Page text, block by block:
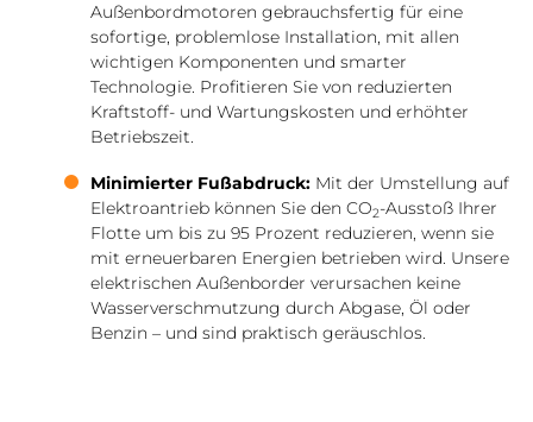
Außenbordmotoren gebrauchsfertig für eine
sofortige, problemlose Installation, mit allen
wichtigen Komponenten und smarter
Technologie. Profitieren Sie von reduzierten
Kraftstoff- und Wartungskosten und erhöhter
Betriebszeit.
Minimierter Fußabdruck: Mit der Umstellung auf
Elektroantrieb können Sie den CO2-Ausstoß Ihrer
Flotte um bis zu 95 Prozent reduzieren, wenn sie
mit erneuerbaren Energien betrieben wird. Unsere
elektrischen Außenborder verursachen keine
Wasserverschmutzung durch Abgase, Öl oder
Benzin – und sind praktisch geräuschlos.